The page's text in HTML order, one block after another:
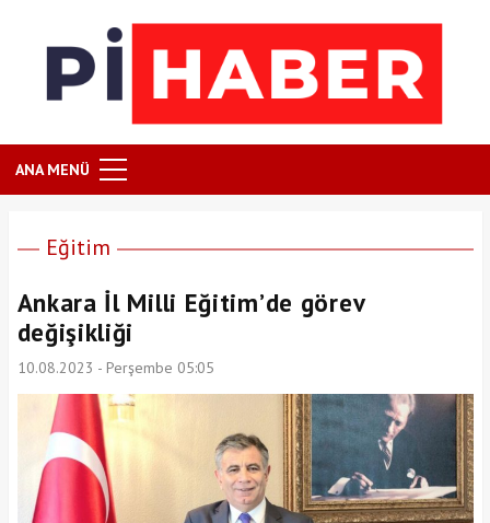
ANA MENÜ
Eğitim
Ankara İl Milli Eğitim’de görev
değişikliği
10.08.2023 - Perşembe 05:05